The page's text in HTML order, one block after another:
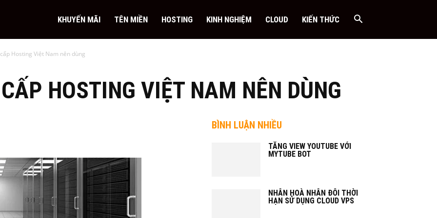
KHUYẾN MÃI TÊN MIỀN HOSTING KINH NGHIỆM CLOUD KIẾN THỨC
Hosting Việt Nam nên dùng
HOSTING VIỆT NAM NÊN DÙNG
BÌNH LUẬN NHIỀU
TĂNG VIEW YOUTUBE VỚI
MYTUBE BOT
NHÂN HOÀ NHÂN ĐÔI THỜI
HẠN SỬ DỤNG CLOUD VPS